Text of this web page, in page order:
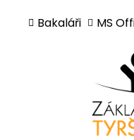
Bakaláři MS